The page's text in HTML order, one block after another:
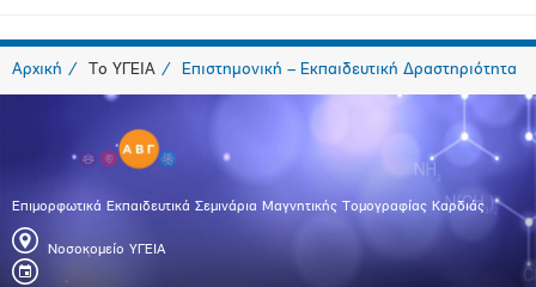
Αρχική Το ΥΓΕΙΑ Επιστημονική – Εκπαιδευτική Δραστηριότητα
Επιμορφωτικά Εκπαιδευτικά Σεμινάρια Μαγνητικής Τομογραφίας Καρδιάς
Νοσοκομείο ΥΓΕΙΑ